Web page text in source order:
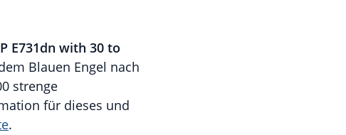
E731dn with 30 to
Blauen Engel nach
strenge
für dieses und
.